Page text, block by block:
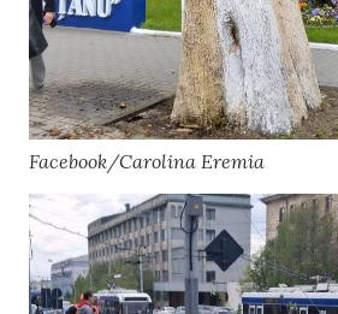
Facebook/Carolina Eremia